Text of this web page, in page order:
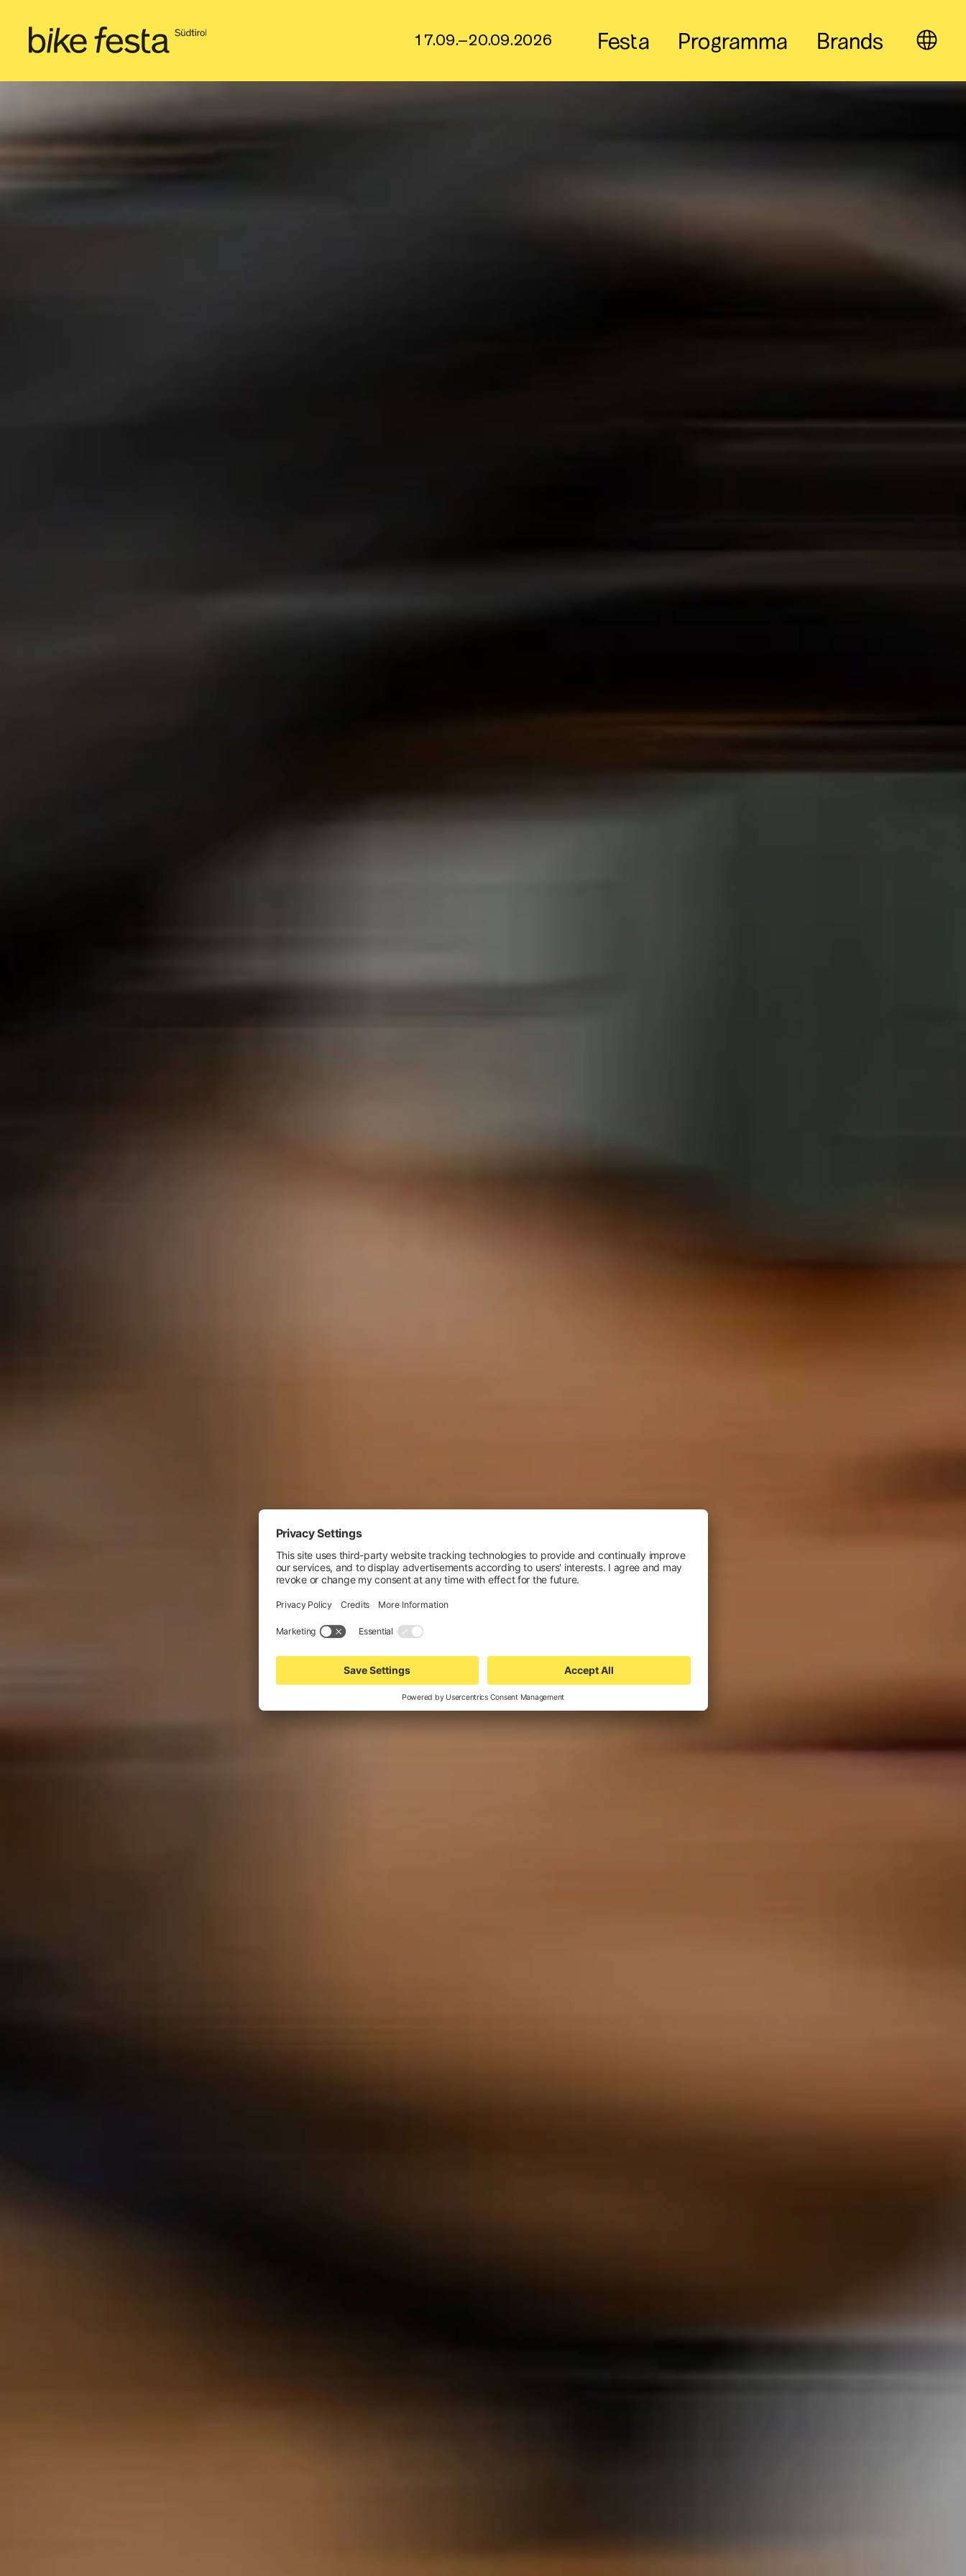
17.09.–20.09.2026 Festa Programma Brands